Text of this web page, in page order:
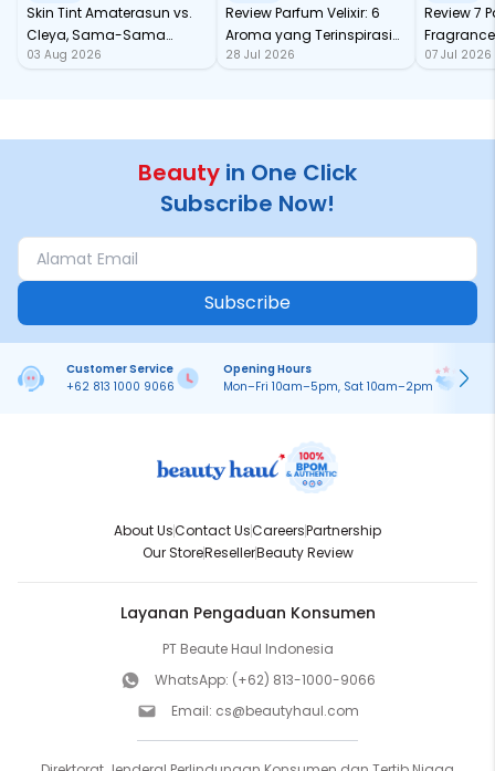
Skin Tint Amaterasun vs.
Cleya, Sama-Sama
dengan SPF, Mana yang
03 Aug 2026
Review Parfum Velixir: 6
Aroma yang Terinspirasi
dari Karakter Mitologi
28 Jul 2026
Review 7
tahan
07 Jul 2026
Beauty in One Click
Subscribe Now!
Subscribe
Customer Service
+62 813 1000 9066
Opening Hours
Mon–Fri 10am–5pm, Sat 10am–2pm
About UsContact UsCareersPartnership
Our StoreResellerBeauty Review
Layanan Pengaduan Konsumen
PT Beaute Haul Indonesia
WhatsApp: (+62) 813-1000-9066
Email: cs@beautyhaul.com